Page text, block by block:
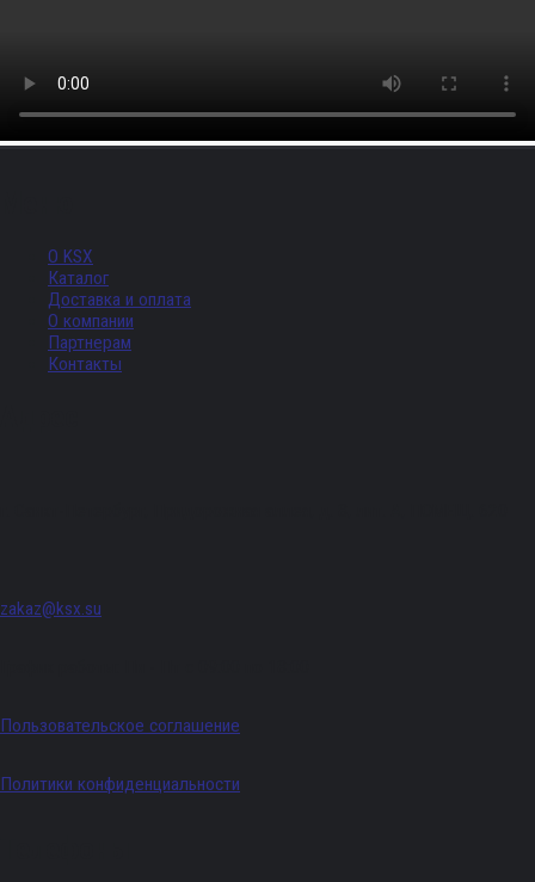
О KSX
Каталог
Доставка и оплата
О компании
Партнерам
Контакты
zakaz@ksx.su
Пользовательское соглашение
Политики конфиденциальности